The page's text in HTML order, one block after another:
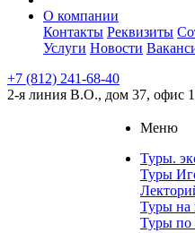
О компании
Контакты Реквизиты
Услуги Новости
+7 (812) 241-68-40
2-я линия В.О., дом 37, офис
Меню
Туры.
Туры
Туры на
Туры по